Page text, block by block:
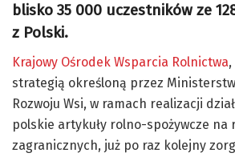
blisko 35 000 uczestników ze
z Polski.
Krajowy Ośrodek Wsparcia Rolnictwa
strategią określoną przez
Rozwoju Wsi, w ramach realizacji
polskie artykuły rolno-spożywcze na
zagranicznych, już po raz kolejny